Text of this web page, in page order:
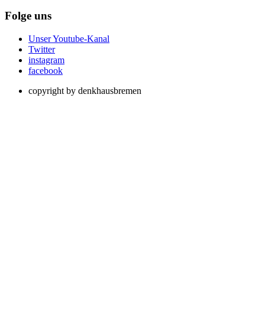
Folge uns
Unser Youtube-Kanal
Twitter
instagram
facebook
copyright by denkhausbremen